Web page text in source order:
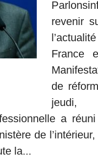
revenir
France
de
a
de
la...